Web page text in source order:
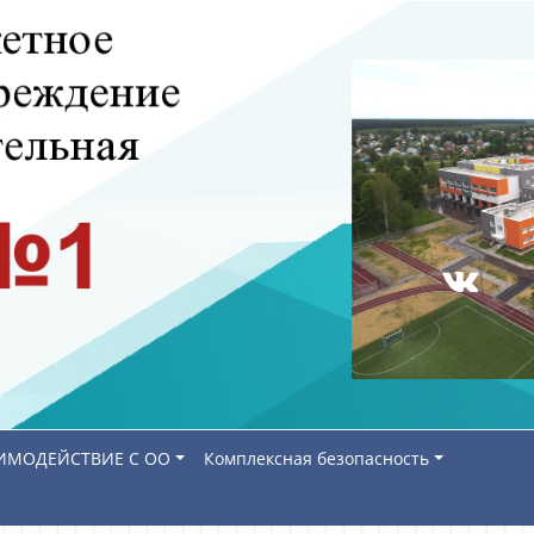
С ОО Комплексная безопасность